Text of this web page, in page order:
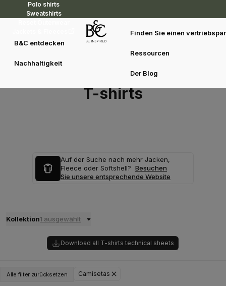
Polo shirts
Sweatshirts
B&C entdecken
Nachhaltigkeit
Finden Sie einen
Ressourcen
Der Blog
T-shirts
Auf der Suche nach mehr Jacken,
Fleece oder Softshell? Besuchen
Sie unsere entsprechende Website
Kollektion1 ausgewählt
Download all T-shirts technical sheets
Alle filter zurücksetzen Camisetas